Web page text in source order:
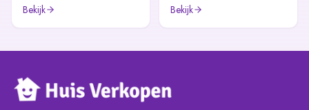
Bekijk Bekijk